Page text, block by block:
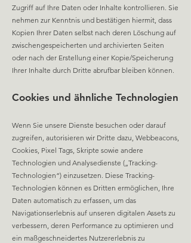
Zugriff auf Ihre Daten oder Inhalte kontrollieren. Sie
nehmen zur Kenntnis und bestätigen hiermit, dass
Kopien Ihrer Daten selbst nach deren Löschung auf
zwischengespeicherten und archivierten Seiten
oder nach der Erstellung einer Kopie/Speicherung
Ihrer Inhalte durch Dritte abrufbar bleiben können.
Cookies und ähnliche Technologien
Wenn Sie unsere Dienste besuchen oder darauf
zugreifen, autorisieren wir Dritte dazu, Webbeacons,
Cookies, Pixel Tags, Skripte sowie andere
Technologien und Analysedienste („Tracking-
Technologien“) einzusetzen. Diese Tracking-
Technologien können es Dritten ermöglichen, Ihre
Daten automatisch zu erfassen, um das
Navigationserlebnis auf unseren digitalen Assets zu
verbessern, deren Performance zu optimieren und
ein maßgeschneidertes Nutzererlebnis zu